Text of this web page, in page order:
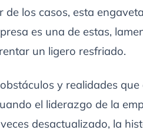
de los casos, esta
es una de estas,
un ligero resfriado.
y realidades
el liderazgo de la
desactualizado, la